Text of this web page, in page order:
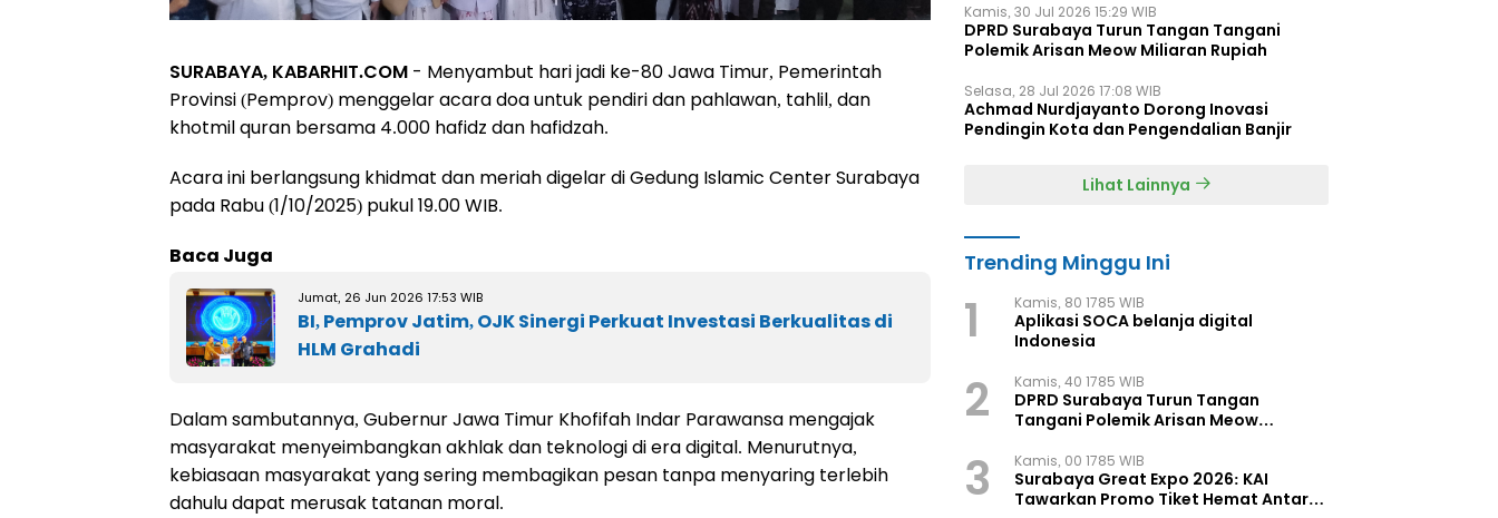
SURABAYA, KABARHIT.COM - Menyambut hari jadi ke-80 Jawa Timur, Pemerintah
Provinsi (Pemprov) menggelar acara doa untuk pendiri dan pahlawan, tahlil, dan
khotmil quran bersama 4.000 hafidz dan hafidzah.
Acara ini berlangsung khidmat dan meriah digelar di Gedung Islamic Center Surabaya
pada Rabu (1/10/2025) pukul 19.00 WIB.
Baca Juga
Jumat, 26 Jun 2026 17:53 WIB
BI, Pemprov Jatim, OJK Sinergi Perkuat Investasi Berkualitas di
HLM Grahadi
Dalam sambutannya, Gubernur Jawa Timur Khofifah Indar Parawansa mengajak
masyarakat menyeimbangkan akhlak dan teknologi di era digital. Menurutnya,
kebiasaan masyarakat yang sering membagikan pesan tanpa menyaring terlebih
dahulu dapat merusak tatanan moral.
Kamis, 30 Jul 2026 15:29 WIB
DPRD Surabaya Turun Tangan Tangani
Polemik Arisan Meow Miliaran Rupiah
Selasa, 28 Jul 2026 17:08 WIB
Achmad Nurdjayanto Dorong Inovasi
Pendingin Kota dan Pengendalian Banjir
Lihat Lainnya
Trending Minggu Ini
1 Kamis, 80 1785 WIB
Aplikasi SOCA belanja digital
Indonesia
2 Kamis, 40 1785 WIB
DPRD Surabaya Turun Tangan
Tangani Polemik Arisan Meow
3 Kamis, 00 1785 WIB
Surabaya Great Expo 2026: KAI
Tawarkan Promo Tiket Hemat Antar